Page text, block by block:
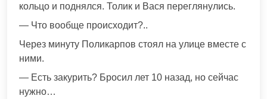
кольцо и поднялся. Толик и Вася переглянулись.
— Что вообще происходит?..
Через минуту Поликарпов стоял на улице вместе с
ними.
— Есть закурить? Бросил лет 10 назад, но сейчас
нужно…